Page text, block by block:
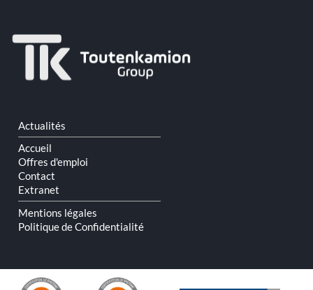
Aller
au
contenu
Actualités
Accueil
Offres d'emploi
Contact
Extranet
Mentions légales
Politique de Confidentialité